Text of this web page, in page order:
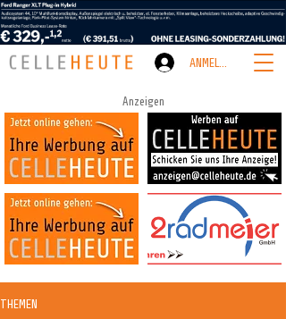
ANMELDEN
Anzeigen
THEMEN